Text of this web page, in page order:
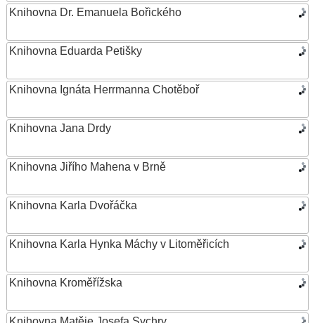
Knihovna Dr. Emanuela Bořického
Knihovna Eduarda Petišky
Knihovna Ignáta Herrmanna Chotěboř
Knihovna Jana Drdy
Knihovna Jiřího Mahena v Brně
Knihovna Karla Dvořáčka
Knihovna Karla Hynka Máchy v Litoměřicích
Knihovna Kroměřížska